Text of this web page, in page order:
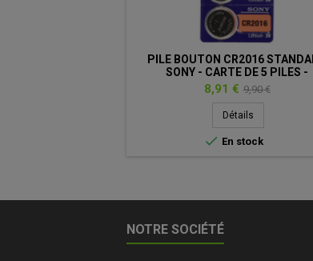
PILE BOUTON CR2016
SONY - CARTE DE 5 PILES -
COMPATIBLE DAITEM BATLI07
LITHIUM - 3V
Prix
8,91 € Prix
de
9,90 €
Détails
 En stock
NOTRE SOCIÉTÉ